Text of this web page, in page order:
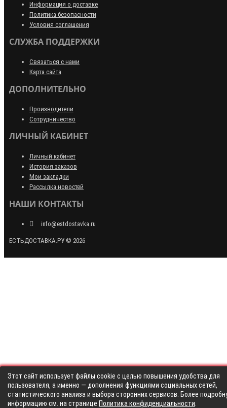
Информация о доставке
Политика безопасности
Условия соглашения
СЛУЖБА ПОДДЕРЖКИ
Связаться с нами
Карта сайта
ДОПОЛНИТЕЛЬНО
Производители
Сотрудничество
ЛИЧНЫЙ КАБИНЕТ
Личный кабинет
История заказов
Мои закладки
Рассылка новостей
НАШИ КОНТАКТЫ
info@estdostavka.ru
ЕСТЬДОСТАВКА.РУ © 2026
Этот сайт использует файлы cookie с целью повышения удобства для
пользователя, а именно — дополнения функциями социальных сетей,
статистического анализа и выбора сторонних сервисов. Более
информацию см. на странице Политика конфиденциальности